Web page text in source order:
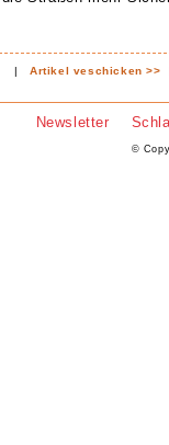
|Artikel veschicken >>
Newsletter
©